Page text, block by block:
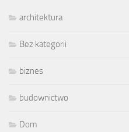
architektura
Bez kategorii
biznes
budownictwo
Dom